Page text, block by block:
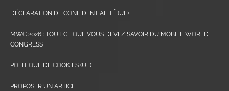
DÉCLARATION DE CONFIDENTIALITÉ (UE)
MWC 2026 : TOUT CE QUE VOUS DEVEZ SAVOIR DU MOBILE WORLD
CONGRESS
POLITIQUE DE COOKIES (UE)
PROPOSER UN ARTICLE